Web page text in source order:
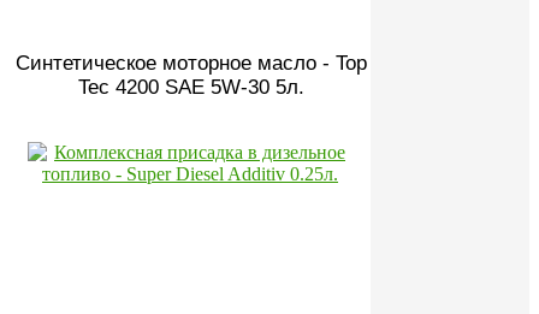
Синтетическое моторное масло - Top
Tec 4200 SAE 5W-30 5л.